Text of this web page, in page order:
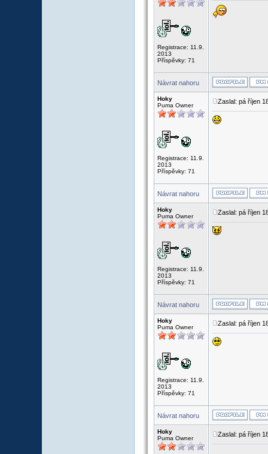
Registrace: 11.9.
2013
Příspěvky: 71
Návrat nahoru
Hoky
Puma Owner
Registrace: 11.9.
2013
Příspěvky: 71
Zaslal: pá říjen
Návrat nahoru
Hoky
Puma Owner
Registrace: 11.9.
2013
Příspěvky: 71
Zaslal: pá říjen
Návrat nahoru
Hoky
Puma Owner
Registrace: 11.9.
2013
Příspěvky: 71
Zaslal: pá říjen
Návrat nahoru
Hoky
Puma Owner
Zaslal: pá říjen